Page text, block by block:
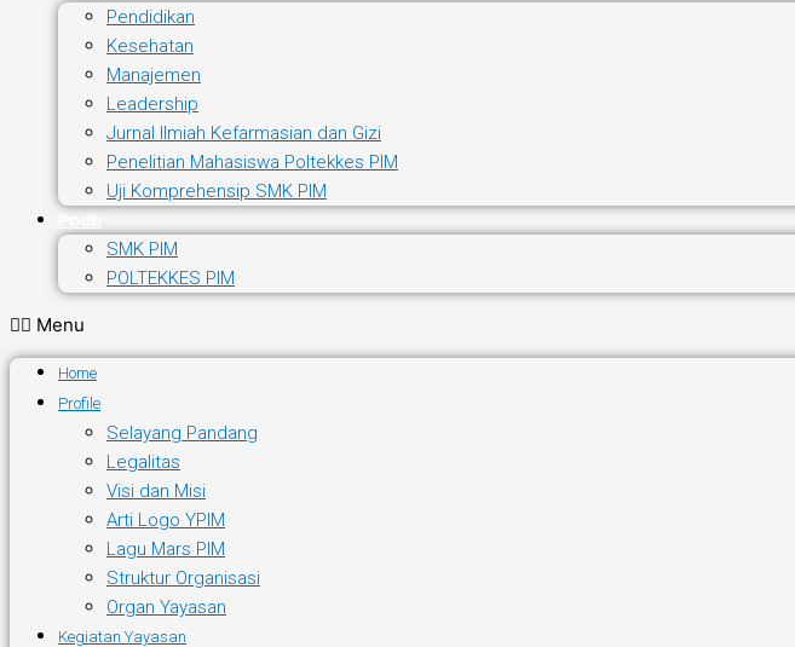
Pendidikan
Kesehatan
Manajemen
Leadership
Jurnal Ilmiah Kefarmasian dan Gizi
Penelitian Mahasiswa Poltekkes PIM
Uji Komprehensip SMK PIM
SMK PIM
POLTEKKES PIM
Menu
Home
Profile
Selayang Pandang
Legalitas
Visi dan Misi
Arti Logo YPIM
Lagu Mars PIM
Struktur Organisasi
Organ Yayasan
Kegiatan Yayasan